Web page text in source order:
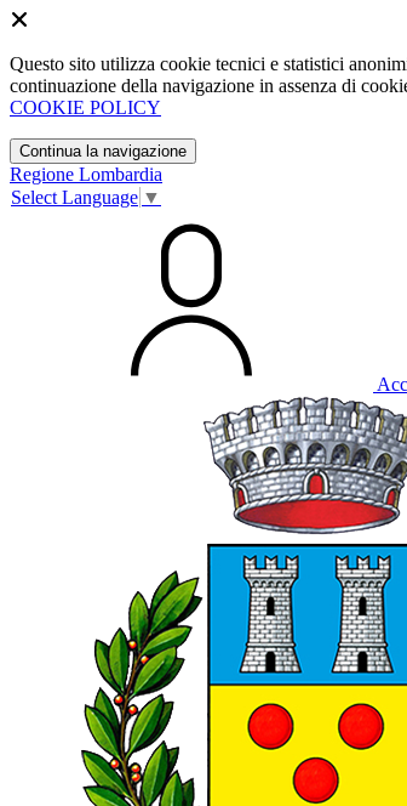
Questo sito utilizza cookie tecnici e statistici
continuazione della navigazione in assenza di
COOKIE POLICY
Continua la navigazione
Regione Lombardia
Select Language ▼